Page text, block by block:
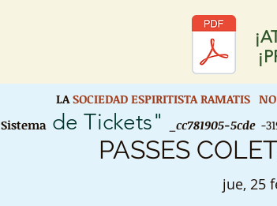
PASSES
jue, 25
LA SOCIEDAD ESPIRITISTA RAMATIS NO
Sistemade Tickets" _cc781905-5cde -